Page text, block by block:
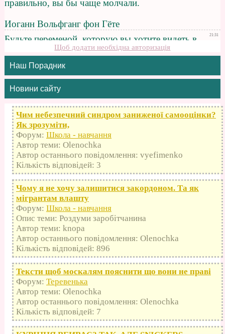
Щоб додати необхідна авторизація
Наш Порадник
Новини сайту
Чим небезпечний синдром заниженої самооцінки?
Як зрозуміти,
Форум: Школа - навчання
Автор теми: Olenochka
Автор останнього повідомлення: vyefimenko
Кількість відповідей: 3
Чому я не хочу залишитися закордоном. Та як
мігрантам влашту
Форум: Школа - навчання
Опис теми: Роздуми заробітчанина
Автор теми: knopa
Автор останнього повідомлення: Olenochka
Кількість відповідей: 896
Тексти щоб москалям пояснити що вони не праві
Форум: Теревенька
Автор теми: Olenochka
Автор останнього повідомлення: Olenochka
Кількість відповідей: 7